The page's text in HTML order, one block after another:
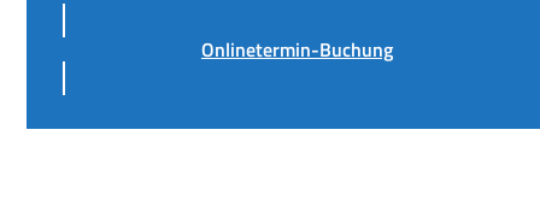
Onlinetermin-Buchung